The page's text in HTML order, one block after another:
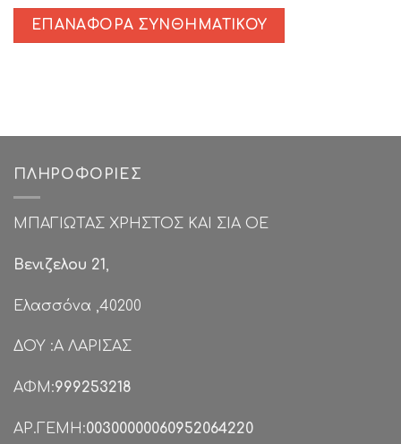
ΕΠΑΝΑΦΟΡΆ ΣΥΝΘΗΜΑΤΙΚΟΎ
ΠΛΗΡΟΦΟΡΊΕΣ
ΜΠΑΓΙΩΤΑΣ ΧΡΗΣΤΟΣ ΚΑΙ ΣΙΑ ΟΕ
Βενιζελου 21,
Ελασσόνα ,40200
ΔΟΥ :Α ΛΑΡΙΣΑΣ
ΑΦΜ:999253218
ΑΡ.ΓΕΜΗ:00300000060952064220